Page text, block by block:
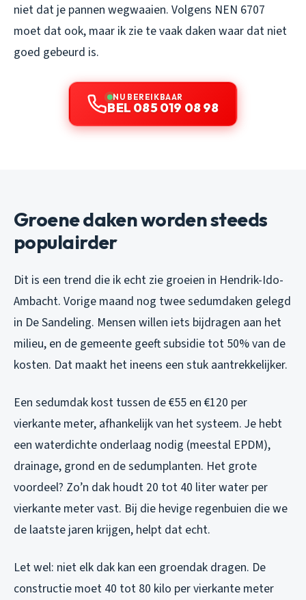
niet dat je pannen wegwaaien. Volgens NEN 6707
moet dat ook, maar ik zie te vaak daken waar dat niet
goed gebeurd is.
NU BEREIKBAAR
BEL 085 019 08 98
Groene daken worden steeds
populairder
Dit is een trend die ik echt zie groeien in Hendrik-Ido-
Ambacht. Vorige maand nog twee sedumdaken gelegd
in De Sandeling. Mensen willen iets bijdragen aan het
milieu, en de gemeente geeft subsidie tot 50% van de
kosten. Dat maakt het ineens een stuk aantrekkelijker.
Een sedumdak kost tussen de €55 en €120 per
vierkante meter, afhankelijk van het systeem. Je hebt
een waterdichte onderlaag nodig (meestal EPDM),
drainage, grond en de sedumplanten. Het grote
voordeel? Zo’n dak houdt 20 tot 40 liter water per
vierkante meter vast. Bij die hevige regenbuien die we
de laatste jaren krijgen, helpt dat echt.
Let wel: niet elk dak kan een groendak dragen. De
constructie moet 40 tot 80 kilo per vierkante meter